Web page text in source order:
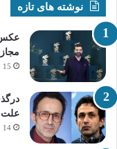
نوشته های تازه
عکس
15 مرداد 1405
14 مرداد 1405